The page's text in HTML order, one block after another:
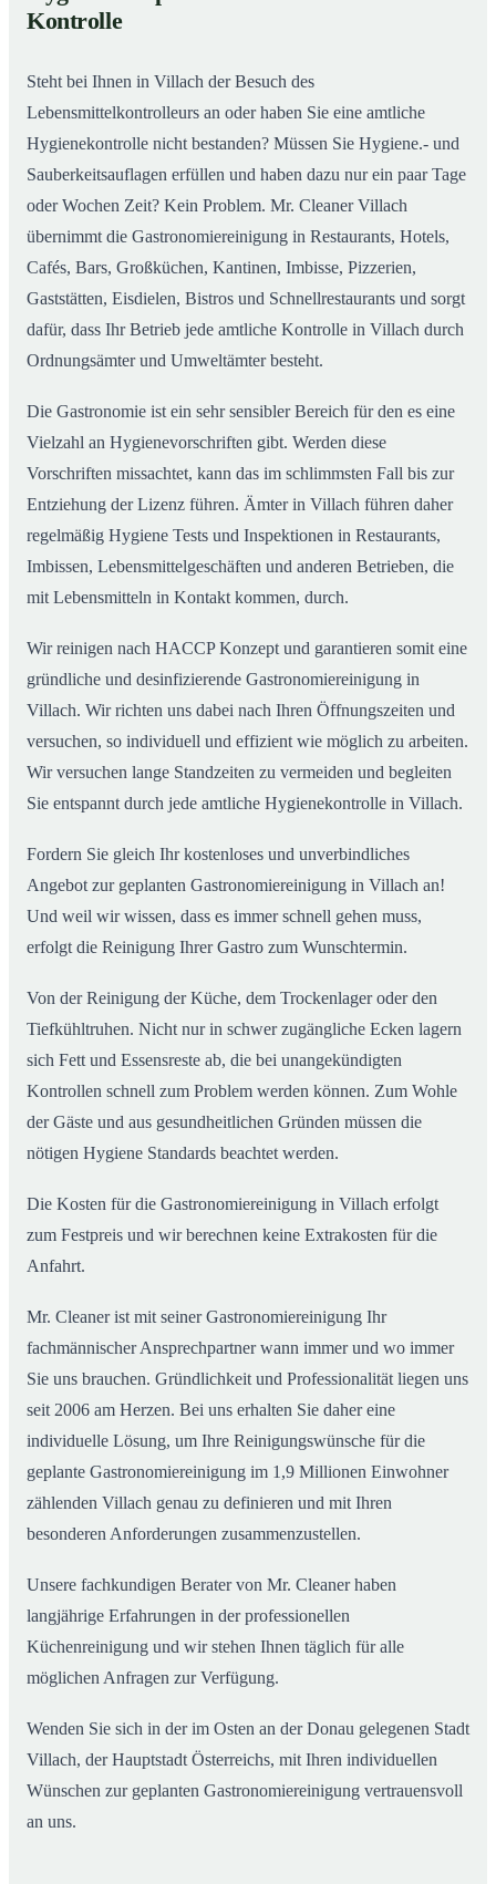
man sieht
Kontrolle
Steht bei Ihnen in Villach der Besuch des
Lebensmittelkontrolleurs an oder haben Sie eine amtliche
Hygienekontrolle nicht bestanden? Müssen Sie Hygiene.- und
Sauberkeitsauflagen erfüllen und haben dazu nur ein paar Tage
oder Wochen Zeit? Kein Problem. Mr. Cleaner Villach
übernimmt die Gastronomiereinigung in Restaurants, Hotels,
Cafés, Bars, Großküchen, Kantinen, Imbisse, Pizzerien,
Gaststätten, Eisdielen, Bistros und Schnellrestaurants und sorgt
dafür, dass Ihr Betrieb jede amtliche Kontrolle in Villach durch
Ordnungsämter und Umweltämter besteht.
Die Gastronomie ist ein sehr sensibler Bereich für den es eine
Vielzahl an Hygienevorschriften gibt. Werden diese
Vorschriften missachtet, kann das im schlimmsten Fall bis zur
Entziehung der Lizenz führen. Ämter in Villach führen daher
regelmäßig Hygiene Tests und Inspektionen in Restaurants,
Imbissen, Lebensmittelgeschäften und anderen Betrieben, die
mit Lebensmitteln in Kontakt kommen, durch.
Wir reinigen nach HACCP Konzept und garantieren somit eine
gründliche und desinfizierende Gastronomiereinigung in
Villach. Wir richten uns dabei nach Ihren Öffnungszeiten und
versuchen, so individuell und effizient wie möglich zu arbeiten.
Wir versuchen lange Standzeiten zu vermeiden und begleiten
Sie entspannt durch jede amtliche Hygienekontrolle in Villach.
Fordern Sie gleich Ihr kostenloses und unverbindliches
Angebot zur geplanten Gastronomiereinigung in Villach an!
Und weil wir wissen, dass es immer schnell gehen muss,
erfolgt die Reinigung Ihrer Gastro zum Wunschtermin.
Von der Reinigung der Küche, dem Trockenlager oder den
Tiefkühltruhen. Nicht nur in schwer zugängliche Ecken lagern
sich Fett und Essensreste ab, die bei unangekündigten
Kontrollen schnell zum Problem werden können. Zum Wohle
der Gäste und aus gesundheitlichen Gründen müssen die
nötigen Hygiene Standards beachtet werden.
Die Kosten für die Gastronomiereinigung in Villach erfolgt
zum Festpreis und wir berechnen keine Extrakosten für die
Anfahrt.
Mr. Cleaner ist mit seiner Gastronomiereinigung Ihr
fachmännischer Ansprechpartner wann immer und wo immer
Sie uns brauchen. Gründlichkeit und Professionalität liegen uns
seit 2006 am Herzen. Bei uns erhalten Sie daher eine
individuelle Lösung, um Ihre Reinigungswünsche für die
geplante Gastronomiereinigung im 1,9 Millionen Einwohner
zählenden Villach genau zu definieren und mit Ihren
besonderen Anforderungen zusammenzustellen.
Unsere fachkundigen Berater von Mr. Cleaner haben
langjährige Erfahrungen in der professionellen
Küchenreinigung und wir stehen Ihnen täglich für alle
möglichen Anfragen zur Verfügung.
Wenden Sie sich in der im Osten an der Donau gelegenen Stadt
Villach, der Hauptstadt Österreichs, mit Ihren individuellen
Wünschen zur geplanten Gastronomiereinigung vertrauensvoll
an uns.